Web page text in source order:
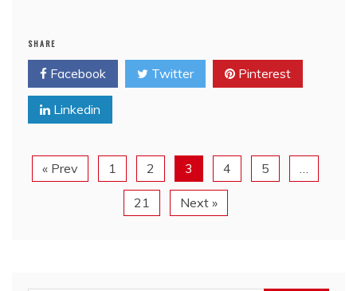
SHARE
Facebook Twitter Pinterest
Linkedin
« Prev 1 2 3 4 5
21 Next »